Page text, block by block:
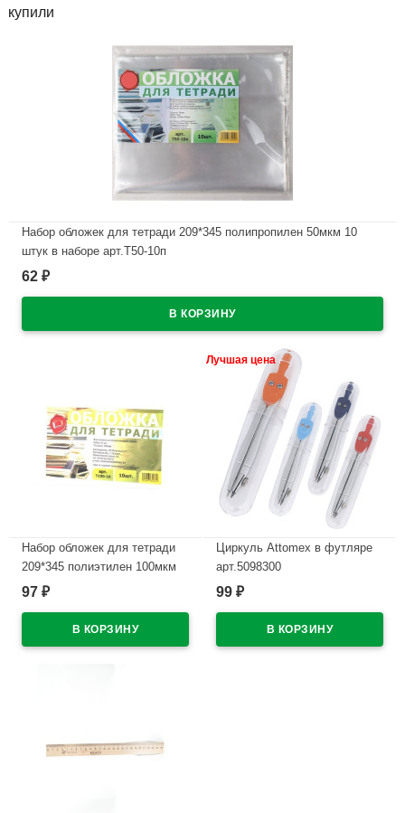
купили
Набор обложек для тетради 209*345 полипропилен 50мкм 10
штук в наборе арт.Т50-10п
В наличии
62 ₽
Набор обложек для тетради
209*345 полиэтилен 100мкм
10 штук в наборе арт Т100-10
97 ₽
Лучшая цена
Циркуль Attomex в футляре
арт.5098300
В наличии
99 ₽